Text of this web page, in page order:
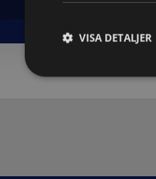
VISA DETALJER